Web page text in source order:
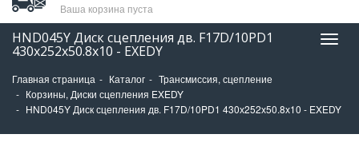
Ваша корзина пуста
HND045Y Диск сцепления дв. F17D/10PD1
430х252х50.8х10 - EXEDY
Главная страница Каталог
Трансмиссия, сцепление
Корзины, Диски сцепления EXEDY
HND045Y Диск сцепления дв. F17D/10PD1 430х252х50.8х10 - EXEDY